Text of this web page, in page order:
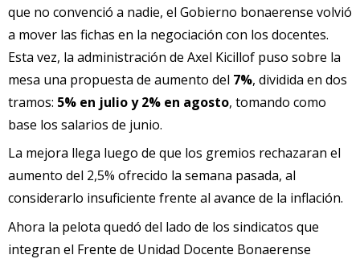
que no convenció a nadie, el Gobierno bonaerense volvió
a mover las fichas en la negociación con los docentes.
Esta vez, la administración de Axel Kicillof puso sobre la
mesa una propuesta de aumento del 7%, dividida en dos
tramos: 5% en julio y 2% en agosto, tomando como
base los salarios de junio.
La mejora llega luego de que los gremios rechazaran el
aumento del 2,5% ofrecido la semana pasada, al
considerarlo insuficiente frente al avance de la inflación.
Ahora la pelota quedó del lado de los sindicatos que
integran el Frente de Unidad Docente Bonaerense